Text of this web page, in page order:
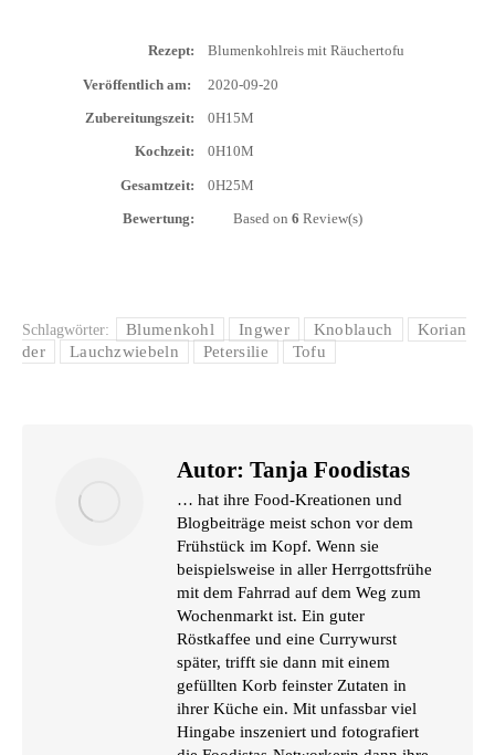
Rezept: Blu­men­kohl­reis mit Räuchertofu
Ver­öf­fent­lich am: 2020-09-20
Zube­rei­tungs­zeit: 0H15M
Koch­zeit: 0H10M
Gesamt­zeit: 0H25M
Bewer­tung: Based on6 Review(s)
Schlagwörter: Blumenkohl Ingwer Knoblauch
Korian
der
Lauchzwiebeln Petersilie Tofu
Autor: Tanja Foodistas
… hat ihre Food-Kreationen und
Blogbeiträge meist schon vor dem
Frühstück im Kopf. Wenn sie
beispielsweise in aller Herrgottsfrühe
mit dem Fahrrad auf dem Weg zum
Wochenmarkt ist. Ein guter
Röstkaffee und eine Currywurst
später, trifft sie dann mit einem
gefüllten Korb feinster Zutaten in
ihrer Küche ein. Mit unfassbar viel
Hingabe inszeniert und fotografiert